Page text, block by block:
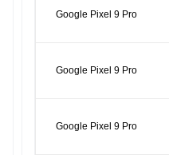
Google Pixel 9 Pro
Google Pixel 9 Pro
Google Pixel 9 Pro